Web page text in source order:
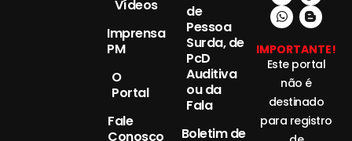
Vídeos
Imprensa
PM
O
Portal
Fale
Conosco
de
Pessoa
Surda, de
PcD
Auditiva
ou da
Fala
Boletim de
IMPORTANTE!
Este portal
não é
destinado
para registro